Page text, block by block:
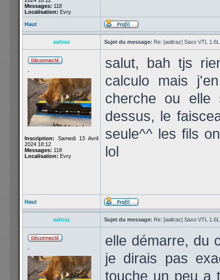
Messages: 118
Localisation: Evry
Haut
aaltraz Sujet du message: Re: [aaltraz] Saxo VTL
-
Inscription: Samedi 13 Avril
2024 18:12
Messages: 118
Localisation: Evry
salut, bah tjs
calculo mais
cherche ou
dessus, le
seule^^ les fils
lol
Haut
aaltraz Sujet du message: Re: [aaltraz] Saxo VTL
-
elle démarre, du
je dirais pas
touche un peu a